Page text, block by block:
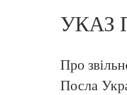
УКАЗ
Про
Посла